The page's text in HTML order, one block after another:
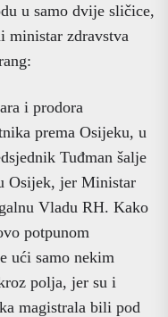
u samo dvije sličice,
ministar zdravstva
i prodora
prema Osijeku, u
Tuđman šalje
Osijek, jer Ministar
Vladu RH. Kako
potpunom
ući samo nekim
polja, jer su i
magistrala bili pod